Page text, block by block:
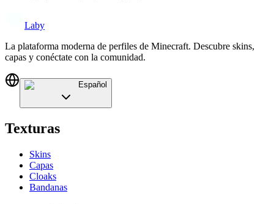
Laby
La plataforma moderna de perfiles de Minecraft. Descubre skins,
capas y conéctate con la comunidad.
Español
Texturas
Skins
Capas
Cloaks
Bandanas